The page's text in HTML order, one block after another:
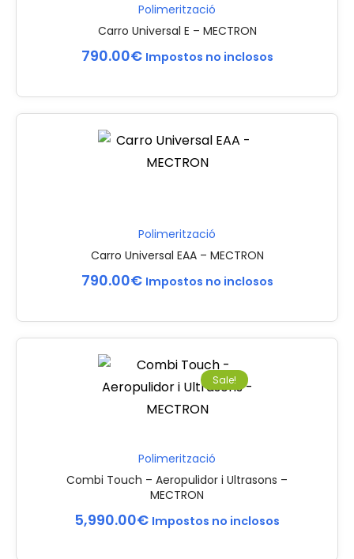
Polimerització
Carro Universal E – MECTRON
790.00€ Impostos no inclosos
Polimerització
Carro Universal EAA – MECTRON
790.00€ Impostos no inclosos
Sale!
Polimerització
Combi Touch – Aeropulidor i Ultrasons –
MECTRON
5,990.00€ Impostos no inclosos